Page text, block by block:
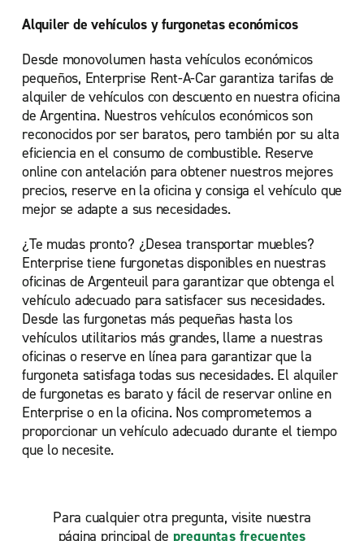
Alquiler de vehículos y furgonetas económicos
Desde monovolumen hasta vehículos económicos
pequeños, Enterprise Rent-A-Car garantiza tarifas de
alquiler de vehículos con descuento en nuestra oficina
de Argentina. Nuestros vehículos económicos son
reconocidos por ser baratos, pero también por su alta
eficiencia en el consumo de combustible. Reserve
online con antelación para obtener nuestros mejores
precios, reserve en la oficina y consiga el vehículo que
mejor se adapte a sus necesidades.
¿Te mudas pronto? ¿Desea transportar muebles?
Enterprise tiene furgonetas disponibles en nuestras
oficinas de Argenteuil para garantizar que obtenga el
vehículo adecuado para satisfacer sus necesidades.
Desde las furgonetas más pequeñas hasta los
vehículos utilitarios más grandes, llame a nuestras
oficinas o reserve en línea para garantizar que la
furgoneta satisfaga todas sus necesidades. El alquiler
de furgonetas es barato y fácil de reservar online en
Enterprise o en la oficina. Nos comprometemos a
proporcionar un vehículo adecuado durante el tiempo
que lo necesite.
Para cualquier otra pregunta, visite nuestra
página principal de preguntas frecuentes